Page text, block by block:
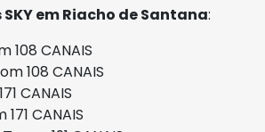
em Riacho de Santana:
108 CANAIS
108 CANAIS
CANAIS
171 CANAIS